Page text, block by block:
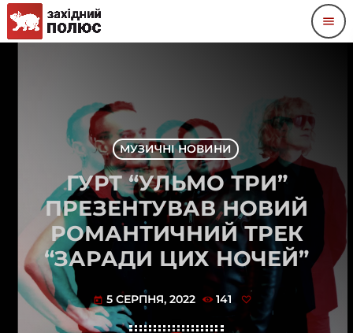
menu
МУЗИЧНІ НОВИНИ
ГУРТ “УЛЬМО ТРИ”
ПРЕЗЕНТУВАВ НОВИЙ
РОМАНТИЧНИЙ ТРЕК
“ЗАРАДИ ЦИХ НОЧЕЙ”
today 5 СЕРПНЯ, 2022 141